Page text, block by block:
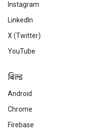
Instagram
LinkedIn
X (Twitter)
YouTube
बिल्ड
Android
Chrome
Firebase